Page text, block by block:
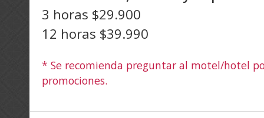
3 horas $29.900
12 horas $39.990
* Se recomienda preguntar al motel/hotel
promociones.